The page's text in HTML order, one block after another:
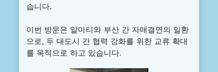
습니다.
이번 방문은 알마티와 부산 간 자매결연의 일환
으로, 두 대도시 간 협력 강화를 위한 교류 확대
를 목적으로 하고 있습니다.